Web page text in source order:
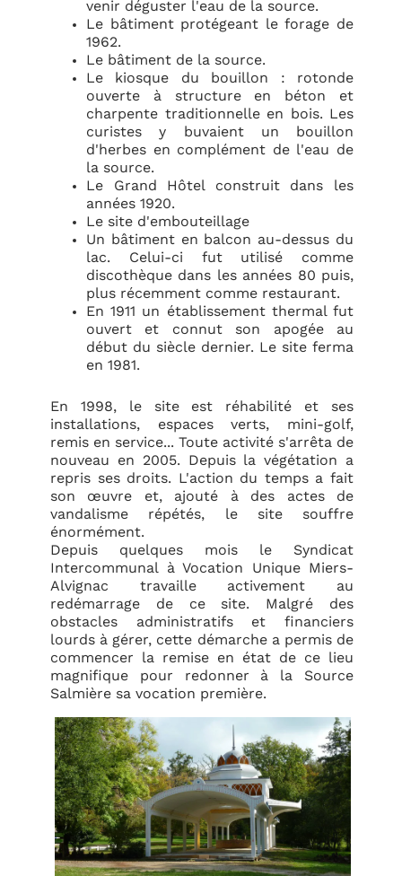
venir déguster l'eau de la source.
Le bâtiment protégeant le forage de
1962.
Le bâtiment de la source.
Le kiosque du bouillon : rotonde
ouverte à structure en béton et
charpente traditionnelle en bois. Les
curistes y buvaient un bouillon
d'herbes en complément de l'eau de
la source.
Le Grand Hôtel construit dans les
années 1920.
Le site d'embouteillage
Un bâtiment en balcon au-dessus du
lac. Celui-ci fut utilisé comme
discothèque dans les années 80 puis,
plus récemment comme restaurant.
En 1911 un établissement thermal fut
ouvert et connut son apogée au
début du siècle dernier. Le site ferma
en 1981.
En 1998, le site est réhabilité et ses
installations, espaces verts, mini-golf,
remis en service... Toute activité s'arrêta de
nouveau en 2005. Depuis la végétation a
repris ses droits. L'action du temps a fait
son œuvre et, ajouté à des actes de
vandalisme répétés, le site souffre
énormément.
Depuis quelques mois le Syndicat
Intercommunal à Vocation Unique Miers-
Alvignac travaille activement au
redémarrage de ce site. Malgré des
obstacles administratifs et financiers
lourds à gérer, cette démarche a permis de
commencer la remise en état de ce lieu
magnifique pour redonner à la Source
Salmière sa vocation première.